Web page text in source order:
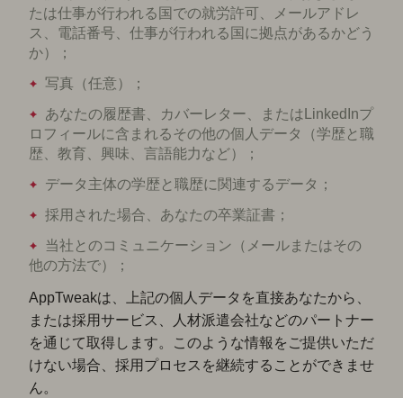
たは仕事が行われる国での就労許可、メールアドレ
ス、電話番号、仕事が行われる国に拠点があるかどう
か）；
写真（任意）；
あなたの履歴書、カバーレター、またはLinkedInプ
ロフィールに含まれるその他の個人データ（学歴と職
歴、教育、興味、言語能力など）；
データ主体の学歴と職歴に関連するデータ；
採用された場合、あなたの卒業証書；
当社とのコミュニケーション（メールまたはその
他の方法で）；
AppTweakは、上記の個人データを直接あなたから、
または採用サービス、人材派遣会社などのパートナー
を通じて取得します。このような情報をご提供いただ
けない場合、採用プロセスを継続することができませ
ん。